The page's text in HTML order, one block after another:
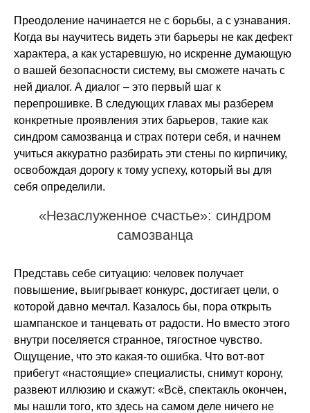
Преодоление начинается не с борьбы, а с узнавания.
Когда вы научитесь видеть эти барьеры не как дефект
характера, а как устаревшую, но искренне думающую
о вашей безопасности систему, вы сможете начать с
ней диалог. А диалог – это первый шаг к
перепрошивке. В следующих главах мы разберем
конкретные проявления этих барьеров, такие как
синдром самозванца и страх потери себя, и начнем
учиться аккуратно разбирать эти стены по кирпичику,
освобождая дорогу к тому успеху, который вы для
себя определили.
«Незаслуженное счастье»: синдром
самозванца
Представь себе ситуацию: человек получает
повышение, выигрывает конкурс, достигает цели, о
которой давно мечтал. Казалось бы, пора открыть
шампанское и танцевать от радости. Но вместо этого
внутри поселяется странное, тягостное чувство.
Ощущение, что это какая-то ошибка. Что вот-вот
прибегут «настоящие» специалисты, снимут корону,
развеют иллюзию и скажут: «Всё, спектакль окончен,
мы нашли того, кто здесь на самом деле ничего не